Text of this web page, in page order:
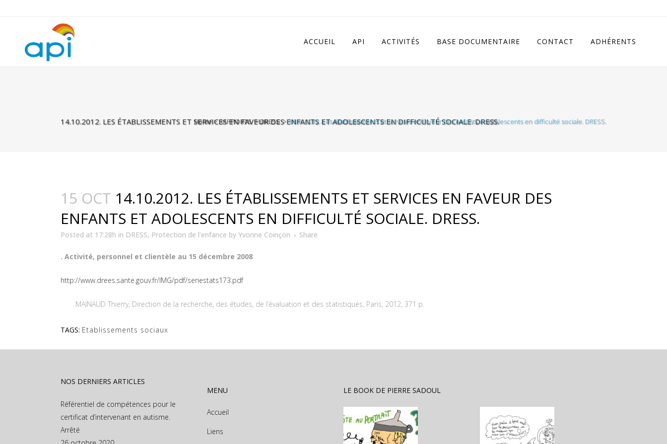
ACCUEIL API ACTIVITÉS BASE DOCUMENTAIRE CONTACT ADHÉRENTS
14.10.2012. LES ÉTABLISSEMENTS ET SERVICES EN FAVEUR DES ENFANTS ET ADOLESCENTS EN DIFFICULTÉ SOCIALE. DRESS.
Home>RAPPORTS>DRESS>14.10.2012. Les établissements et services en faveur des enfants et adolescents en difficulté sociale. DRESS.
15 OCT 14.10.2012. LES ÉTABLISSEMENTS ET SERVICES EN FAVEUR DES
ENFANTS ET ADOLESCENTS EN DIFFICULTÉ SOCIALE. DRESS.
Posted at 17:28h in DRESS, Protection de l'enfance by Yvonne Coinçon Share
. Activité, personnel et clientèle au 15 décembre 2008
http://www.drees.sante.gouv.fr/IMG/pdf/seriestats173.pdf
MAINAUD Thierry, Direction de la recherche, des études, de l’évaluation et des statistiques, Paris, 2012, 371 p.
TAGS: Etablissements sociaux
NOS DERNIERS ARTICLES
Référentiel de compétences pour le
certificat d’intervenant en autisme.
Arrêté
MENU
Accueil
Liens
LE BOOK DE PIERRE SADOUL